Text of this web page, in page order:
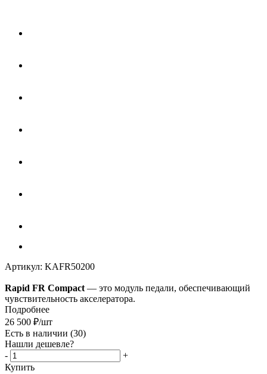
Артикул: KAFR50200
Rapid FR Compact — это модуль педали, обеспечивающий
чувствительность акселератора.
Подробнее
26 500 ₽/шт
Есть в наличии (30)
Нашли дешевле?
-
+
Купить